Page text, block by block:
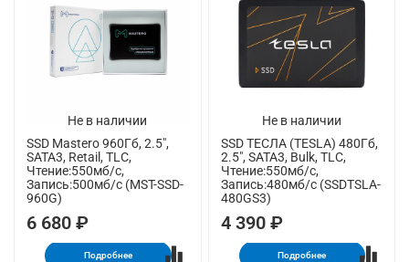
Не в наличии
SSD Mastero 960Гб, 2.5",
SATA3, Retail, TLC,
Чтение:550мб/с,
Запись:500мб/с (MST-SSD-
960G)
6 680 ₽
Подробнее
Не в наличии
SSD ТЕСЛА (TESLA) 480Гб,
2.5", SATA3, Bulk, TLC,
Чтение:550мб/с,
Запись:480мб/с (SSDTSLA-
480GS3)
4 390 ₽
Подробнее